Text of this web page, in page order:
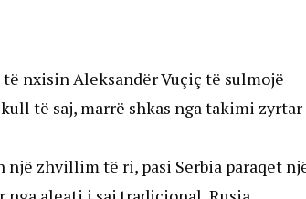
nxisin Aleksandër Vuçiç të sulmojë
të saj, marrë shkas nga takimi zyrtar
një zhvillim të ri, pasi Serbia paraqet